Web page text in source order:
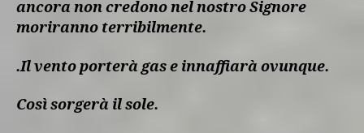
ancora non credono nel nostro Signore
moriranno terribilmente.
.Il vento porterà gas e innaffiarà ovunque.
Così sorgerà il sole.